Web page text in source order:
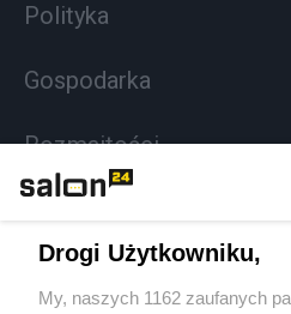
Polityka
Gospodarka
Rozmaitości
Sport
Drogi Użytkowniku,
My, naszych 1162 zaufanych